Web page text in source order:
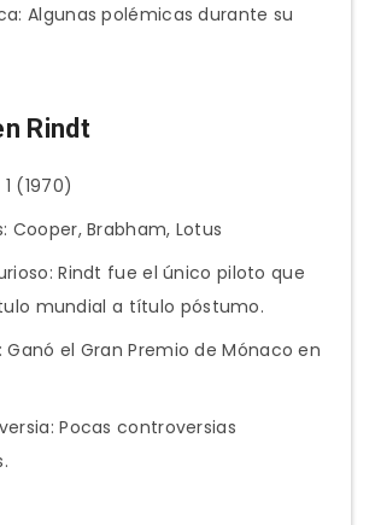
Algunas polémicas durante su
Rindt
(1970)
Cooper, Brabham, Lotus
Rindt fue el único piloto que
mundial a título póstumo.
Ganó el Gran Premio de Mónaco en
Pocas controversias